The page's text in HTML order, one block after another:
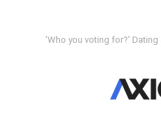
'Who you voting for?' Dating